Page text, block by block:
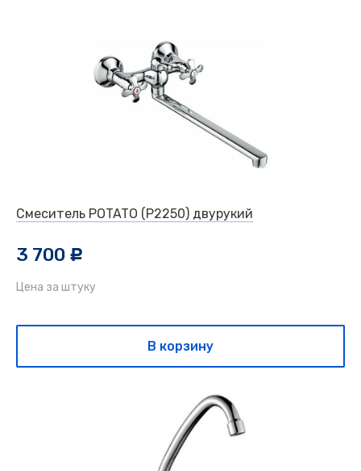
Смеситель POTATO (P2250) двурукий
3 700 c
Цена за штуку
В корзину